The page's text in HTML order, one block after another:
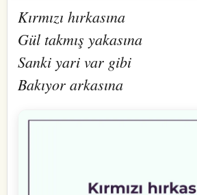
Kırmızı hırkasına
Gül takmış yakasına
Sanki yari var gibi
Bakıyor arkasına